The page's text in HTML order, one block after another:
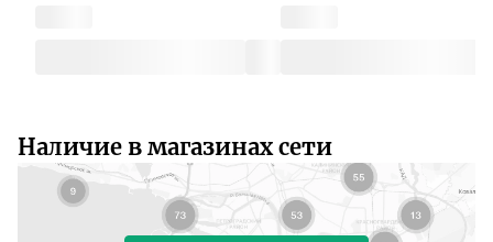
Наличие в магазинах сети